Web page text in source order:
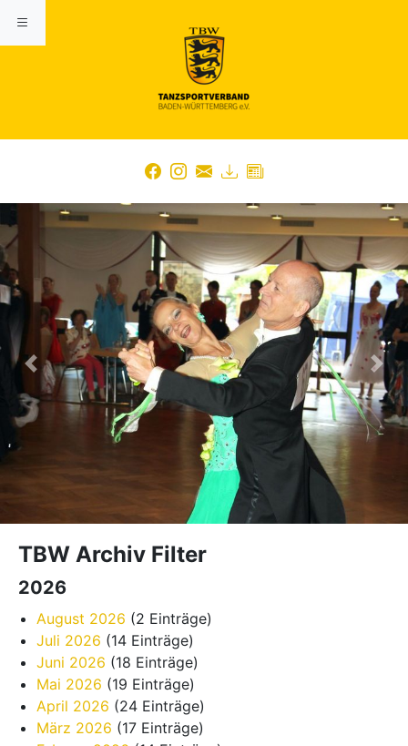
Previous Next
TBW Archiv Filter
2026
August 2026 (2 Einträge)
Juli 2026 (14 Einträge)
Juni 2026 (18 Einträge)
Mai 2026 (19 Einträge)
April 2026 (24 Einträge)
März 2026 (17 Einträge)